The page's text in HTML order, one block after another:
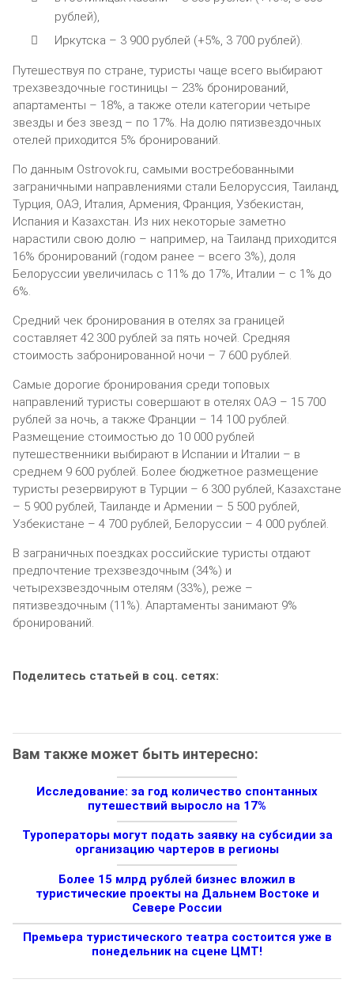
рублей),
Иркутска – 3 900 рублей (+5%, 3 700 рублей).
Путешествуя по стране, туристы чаще всего выбирают
трехзвездочные гостиницы – 23% бронирований,
апартаменты – 18%, а также отели категории четыре
звезды и без звезд – по 17%. На долю пятизвездочных
отелей приходится 5% бронирований.
По данным Ostrovok.ru, самыми востребованными
заграничными направлениями стали Белоруссия, Таиланд,
Турция, ОАЭ, Италия, Армения, Франция, Узбекистан,
Испания и Казахстан. Из них некоторые заметно
нарастили свою долю – например, на Таиланд приходится
16% бронирований (годом ранее – всего 3%), доля
Белоруссии увеличилась с 11% до 17%, Италии – с 1% до
6%.
Средний чек бронирования в отелях за границей
составляет 42 300 рублей за пять ночей. Средняя
стоимость забронированной ночи – 7 600 рублей.
Самые дорогие бронирования среди топовых
направлений туристы совершают в отелях ОАЭ – 15 700
рублей за ночь, а также Франции – 14 100 рублей.
Размещение стоимостью до 10 000 рублей
путешественники выбирают в Испании и Италии – в
среднем 9 600 рублей. Более бюджетное размещение
туристы резервируют в Турции – 6 300 рублей, Казахстане
– 5 900 рублей, Таиланде и Армении – 5 500 рублей,
Узбекистане – 4 700 рублей, Белоруссии – 4 000 рублей.
В заграничных поездках российские туристы отдают
предпочтение трехзвездочным (34%) и
четырехзвездочным отелям (33%), реже –
пятизвездочным (11%). Апартаменты занимают 9%
бронирований.
Поделитесь статьей в соц. сетях:
Вам также может быть интересно:
Исследование: за год количество спонтанных
путешествий выросло на 17%
Туроператоры могут подать заявку на субсидии за
организацию чартеров в регионы
Более 15 млрд рублей бизнес вложил в
туристические проекты на Дальнем Востоке и
Севере России
Премьера туристического театра состоится уже в
понедельник на сцене ЦМТ!